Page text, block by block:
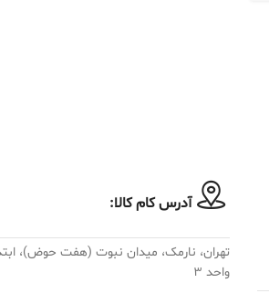
آدرس کام کالا:
واحد ۳